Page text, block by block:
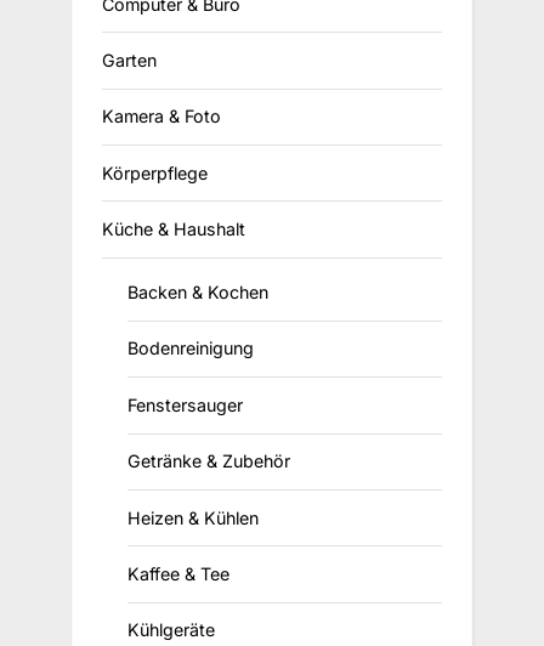
Garten
Kamera & Foto
Körperpflege
Küche & Haushalt
Backen & Kochen
Bodenreinigung
Fenstersauger
Getränke & Zubehör
Heizen & Kühlen
Kaffee & Tee
Kühlgeräte